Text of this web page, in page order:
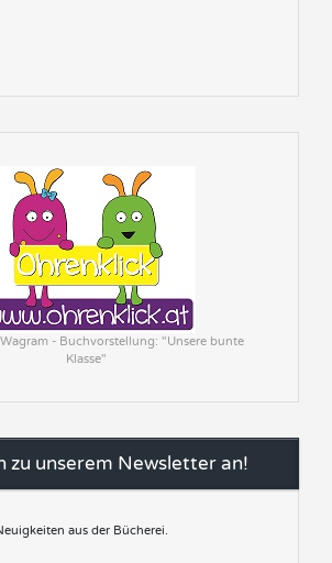
- Buchvorstellung: "Unsere bunte
Klasse"
zu unserem Newsletter an!
aus der Bücherei.